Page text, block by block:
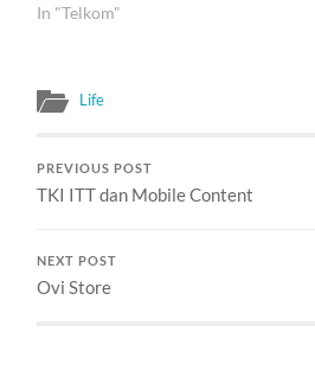
In "Telkom"
Life
PREVIOUS POST
TKI ITT dan Mobile Content
NEXT POST
Ovi Store